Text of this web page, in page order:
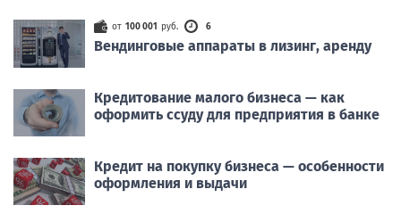
от 100 001 руб. 6
Вендинговые аппараты в лизинг, аренду
Кредитование малого бизнеса — как
оформить ссуду для предприятия в банке
Кредит на покупку бизнеса — особенности
оформления и выдачи